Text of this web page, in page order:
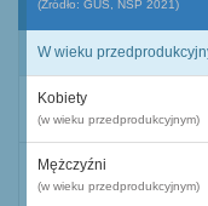
(Źródło: GUS, NSP 2021)
W wieku
Kobiety
(w wieku przedprodukcyjnym)
Mężczyźni
(w wieku przedprodukcyjnym)